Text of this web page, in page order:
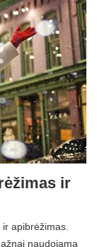
ir
apibrėžimas.
naudojama